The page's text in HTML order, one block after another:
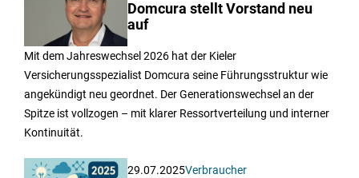
Domcura stellt Vorstand neu
auf
Mit dem Jahreswechsel 2026 hat der Kieler
Versicherungsspezialist Domcura seine Führungsstruktur wie
angekündigt neu geordnet. Der Generationswechsel an der
Spitze ist vollzogen – mit klarer Ressortverteilung und interner
Kontinuität.
29.07.2025Verbraucher